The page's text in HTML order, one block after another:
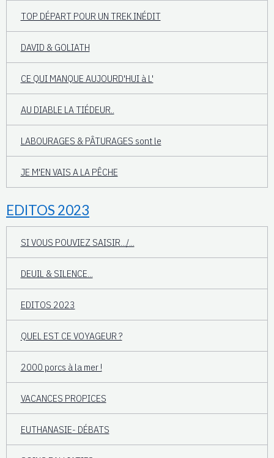
TOP DÉPART POUR UN TREK INÉDIT
DAVID & GOLIATH
CE QUI MANQUE AUJOURD'HUI à L'
AU DIABLE LA TIÉDEUR..
LABOURAGES & PÂTURAGES sont le
JE M'EN VAIS A LA PÊCHE
EDITOS 2023
SI VOUS POUVIEZ SAISIR.../...
DEUIL & SILENCE...
EDITOS 2023
QUEL EST CE VOYAGEUR ?
2000 porcs à la mer !
VACANCES PROPICES
EUTHANASIE- DÉBATS